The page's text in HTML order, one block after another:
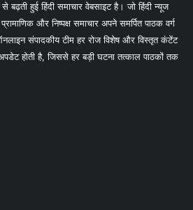
हुई हिंदी समाचार वेबसाइट है। जो हिंदी न्यूज
और निष्पक्ष समाचार अपने समर्पित पाठक वर्ग
संपादकीय टीम हर रोज विशेष और विस्तृत कंटेंट
होती है, जिससे हर बड़ी घटना तत्काल पाठकों तक